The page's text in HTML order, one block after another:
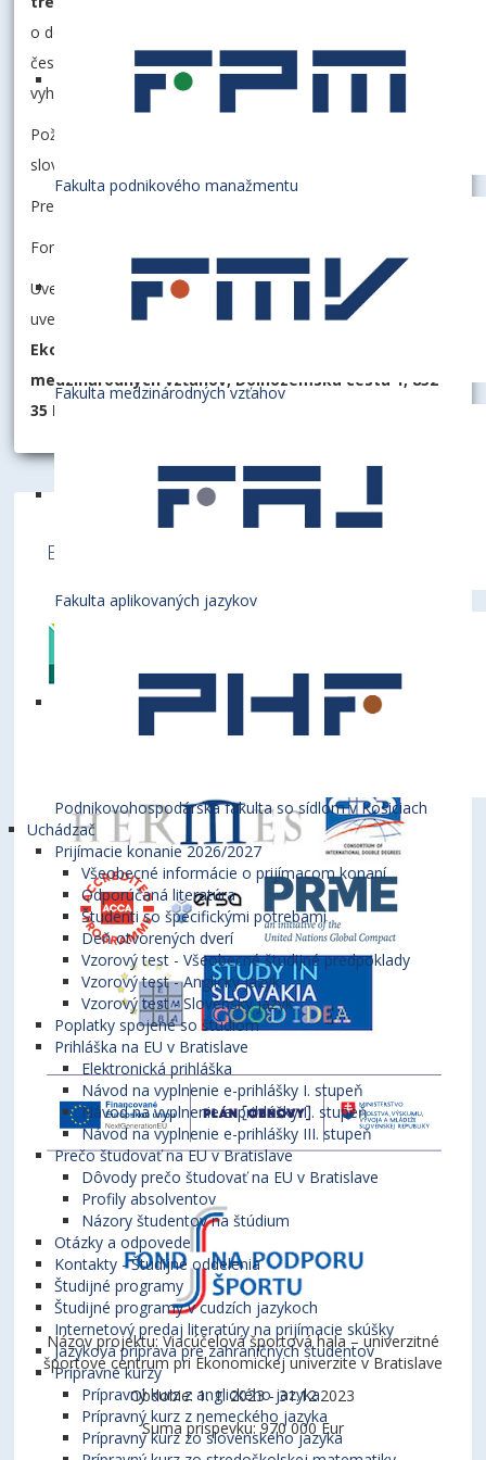
Fakulta podnikového manažmentu
Fakulta medzinárodných vzťahov
Fakulta aplikovaných jazykov
Podnikovohospodárska fakulta so sídlom v Košiciach
Uchádzač
Prijímacie konanie 2026/2027
Všeobecné informácie o prijímacom konaní
Odporúčaná literatúra
Študenti so špecifickými potrebami
Deň otvorených dverí
Vzorový test - Všeobecné študijné predpoklady
Vzorový test - Anglický jazyk
Vzorový test - Slovenský jazyk
Poplatky spojené so štúdiom
Prihláška na EU v Bratislave
Elektronická prihláška
Návod na vyplnenie e-prihlášky I. stupeň
Návod na vyplnenie e-prihlášky II. stupeň
Návod na vyplnenie e-prihlášky III. stupeň
Prečo študovať na EU v Bratislave
Dôvody prečo študovať na EU v Bratislave
Profily absolventov
Názory študentov na štúdium
Otázky a odpovede
Kontakty - Študijné oddelenia
Študijné programy
Študijné programy v cudzích jazykoch
Internetový predaj literatúry na prijímacie skúšky
Jazyková príprava pre zahraničných študentov
Prípravné kurzy
Prípravný kurz z anglického jazyka
Prípravný kurz z nemeckého jazyka
Prípravný kurz zo slovenského jazyka
o dosiahnutom vzdelaní, prehľad doterajšej odbornej praxe,
čestné vyhlásenie o spôsobilosti na právne úkony a čestné
vyhlásenie o bezúhonnosti.
Požadovaná dokumentácia musí byť predložená v
slovenskom jazyku.
Predpokladaný deň nástupu: september 2026
Forma výberového konania: pohovor
Uvedené materiály treba doručiť do troch týždňov od
uverejnenia oznamu na
www.euba.sk na adresu:
Ekonomická univerzita v Bratislave, Dekanát Fakulty
medzinárodných vzťahov, Dolnozemská cesta 1, 852
35 Bratislava.
Ekonomická univerzita v Bratislave je členom
Názov projektu: Viacúčelová športová hala – univerzitné
športové centrum pri Ekonomickej univerzite v Bratislave
Obdobie: 1. 1. 2023 - 31.12.2023
Suma príspevku: 970 000 Eur